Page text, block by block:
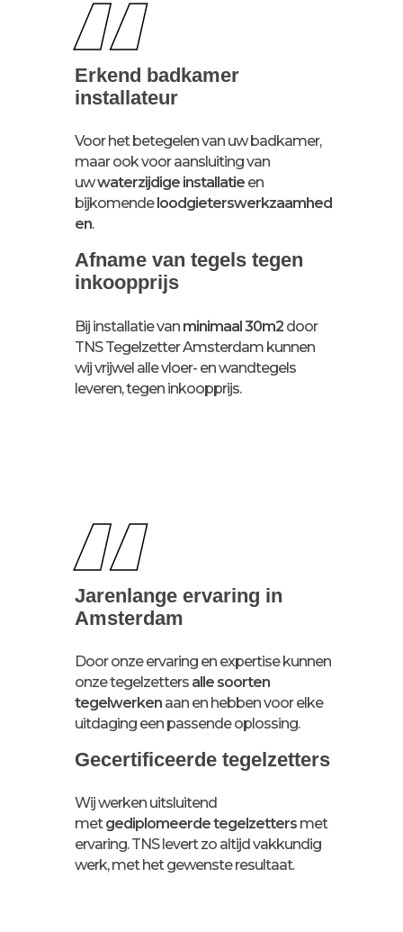
“
Jarenlange ervaring in
Amsterdam
Door onze ervaring en expertise kunnen
onze tegelzetters alle soorten
tegelwerken aan en hebben voor elke
uitdaging een passende oplossing.
Gecertificeerde tegelzetters
Wij werken uitsluitend
metgediplomeerde tegelzetters met
ervaring. TNS levert zo altijd vakkundig
werk, met het gewenste resultaat.
“
Erkend badkamer
installateur
Voor het betegelen van uw badkamer,
maar ook voor aansluiting van
uwwaterzijdige installatie en
bijkomende loodgieterswerkzaamhed
en.
Afname van tegels tegen
inkoopprijs
Bij installatie van minimaal 30m2 door
TNS Tegelzetter Amsterdam kunnen
wij vrijwel alle vloer- en wandtegels
leveren, tegen inkoopprijs.